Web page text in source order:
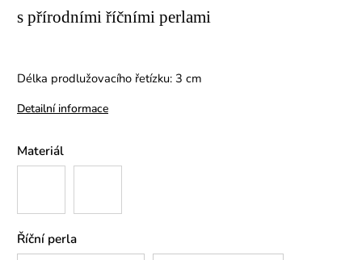
s přírodními říčními perlami
Délka prodlužovacího řetízku: 3 cm
Detailní informace
Materiál
Říční perla